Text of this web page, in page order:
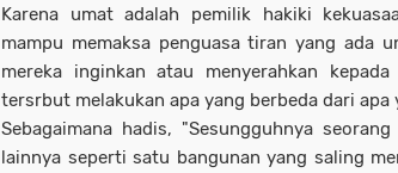
Karena umat adalah pemilik hakiki
mampu memaksa penguasa tiran yang ada
mereka inginkan atau menyerahkan
tersrbut melakukan apa yang berbeda dari apa
Sebagaimana hadis, "Sesungguhnya
lainnya seperti satu bangunan yang saling